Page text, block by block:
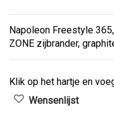
Napoleon Freestyle
ZONE zijbrander,
Klik op het hartje en